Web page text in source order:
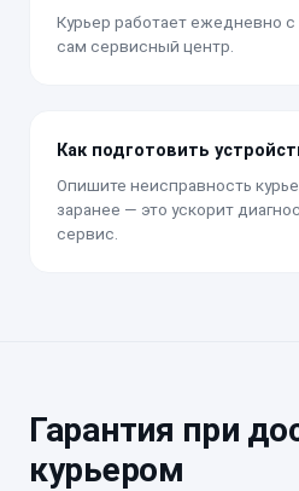
Курьер работает ежедневно
сам сервисный центр.
Как подготовить
Опишите неисправность
заранее — это ускорит
сервис.
Гарантия при
курьером